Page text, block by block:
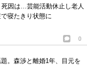
因は…芸能活動休止し老人
寝たきり状態に
0
。森渉と離婚1年、目元を